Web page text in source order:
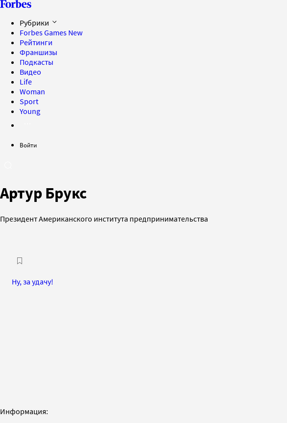
Рубрики
Forbes Games New
Рейтинги
Франшизы
Подкасты
Видео
Life
Woman
Sport
Young
Войти
Артур Брукс
Президент Американского института предпринимательства
Ну, за удачу!
Информация: